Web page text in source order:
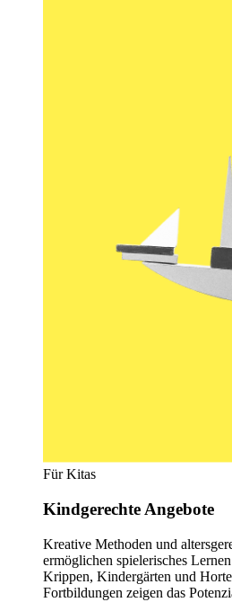
Für Kitas
Kindgerechte Angebote
Kreative Methoden und
ermöglichen spielerisches
Krippen, Kindergärten und
Fortbildungen zeigen das